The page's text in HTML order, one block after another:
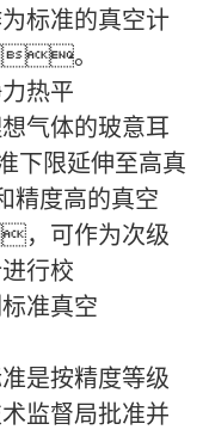
标准的真空计
。
热平
气体的玻意耳
下限延伸至高真
度高的真空
可作为次级
行校
准真空
按精度等级
监督局批准并